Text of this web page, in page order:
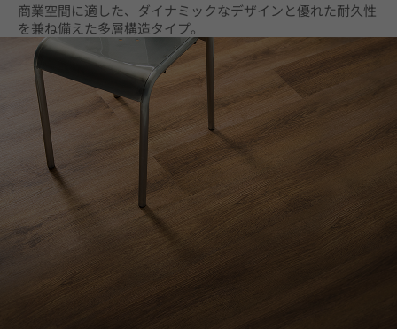
商業空間に適した、ダイナミックなデザインと優れた耐久性
を兼ね備えた多層構造タイプ。